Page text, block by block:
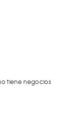
tiene negocios